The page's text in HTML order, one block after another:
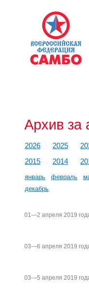
Архив за
2026 2025
2015
2014
январь февраль
декабрь
01—2 апреля 2019
03—6 апреля 2019
03—5 апреля 2019